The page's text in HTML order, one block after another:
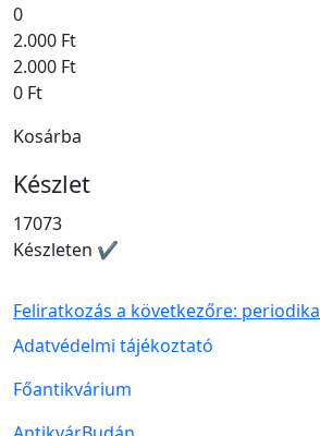
0
2.000 Ft
2.000 Ft
0 Ft
Kosárba
Készlet
17073
Készleten ✔
Feliratkozás a következőre: periodika
Lábléc menü
Adatvédelmi tájékoztató
Főantikvárium